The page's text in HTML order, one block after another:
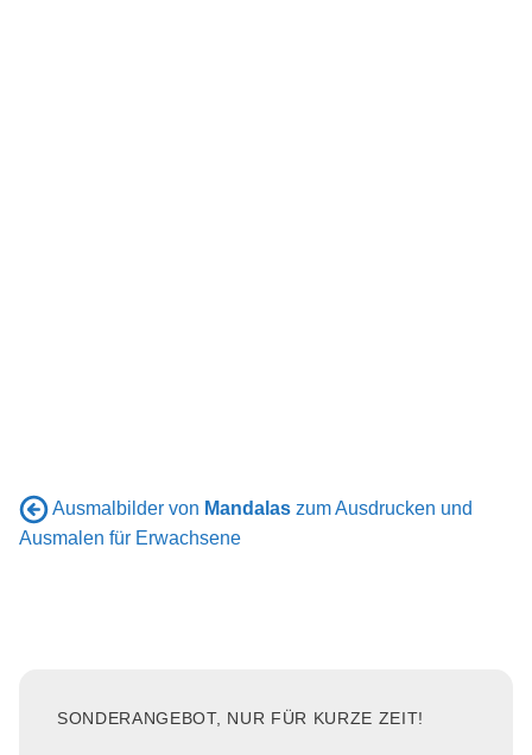
Ausmalbilder von Mandalas zum Ausdrucken und
Ausmalen für Erwachsene
SONDERANGEBOT, NUR FÜR KURZE ZEIT!